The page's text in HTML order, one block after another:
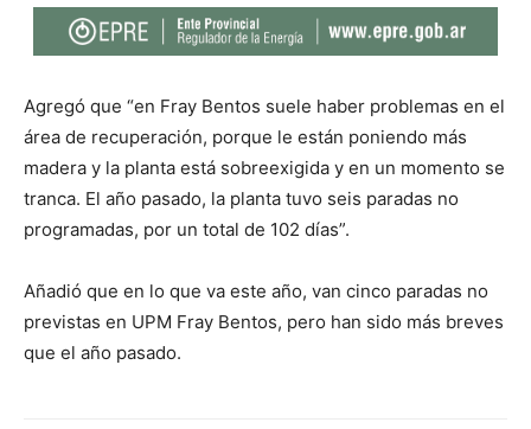
Agregó que “en Fray Bentos suele haber problemas en el
área de recuperación, porque le están poniendo más
madera y la planta está sobreexigida y en un momento se
tranca. El año pasado, la planta tuvo seis paradas no
programadas, por un total de 102 días”.
Añadió que en lo que va este año, van cinco paradas no
previstas en UPM Fray Bentos, pero han sido más breves
que el año pasado.